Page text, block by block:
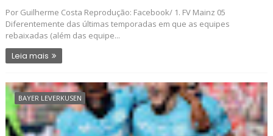
Por Guilherme Costa Reprodução: Facebook/ 1. FV Mainz 05
Diferentemente das últimas temporadas em que as equipes
rebaixadas (além das equipe...
Leia mais
BAYER LEVERKUSEN